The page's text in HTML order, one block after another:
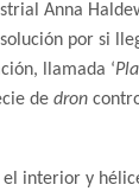
Anna
por si
llamada ‘
de dron
interior y